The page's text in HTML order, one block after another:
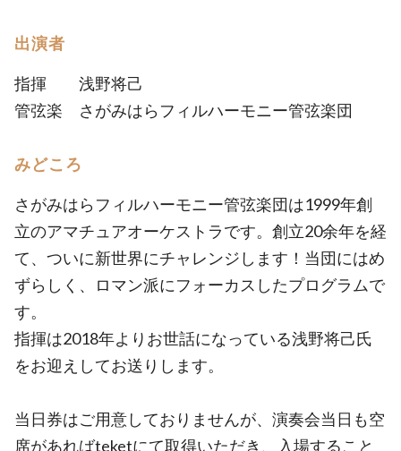
出演者
指揮 浅野将己
管弦楽 さがみはらフィルハーモニー管弦楽団
みどころ
さがみはらフィルハーモニー管弦楽団は1999年創
立のアマチュアオーケストラです。創立20余年を経
て、ついに新世界にチャレンジします！当団にはめ
ずらしく、ロマン派にフォーカスしたプログラムで
す。
指揮は2018年よりお世話になっている浅野将己氏
をお迎えしてお送りします。
当日券はご用意しておりませんが、演奏会当日も空
席があればteketにて取得いただき、入場すること